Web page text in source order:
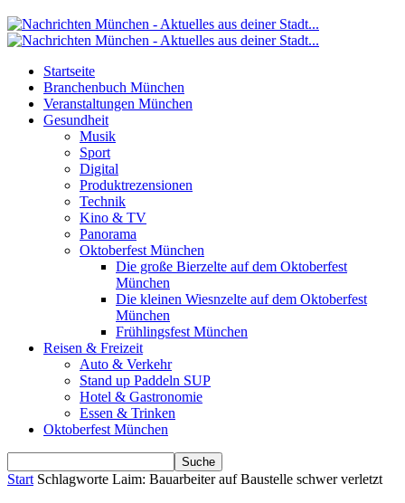
Startseite
Branchenbuch München
Veranstaltungen München
Gesundheit
Musik
Sport
Digital
Produktrezensionen
Technik
Kino & TV
Panorama
Oktoberfest München
Die große Bierzelte auf dem Oktoberfest
München
Die kleinen Wiesnzelte auf dem Oktoberfest
München
Frühlingsfest München
Reisen & Freizeit
Auto & Verkehr
Stand up Paddeln SUP
Hotel & Gastronomie
Essen & Trinken
Oktoberfest München
Start Schlagworte Laim: Bauarbeiter auf Baustelle schwer verletzt